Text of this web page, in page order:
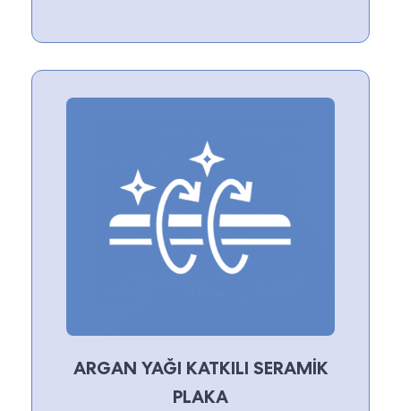
ARGAN YAĞI KATKILI SERAMİK
PLAKA